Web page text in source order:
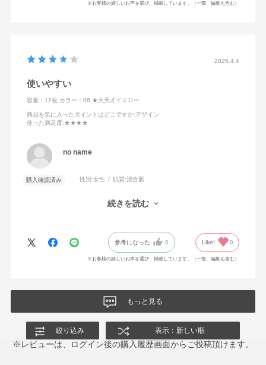
イルシールの需要は高いと思います。
※お客様の嬉しいお声を選び、掲載しています。（一部、編集も含む）
2025.4.4
使いやすい
容量：12枚 カラー：06 ★大天才イエロー
商品を気に入ったポイントはどこですか:デザイン
使った満足度:★★★★
no name
購入確認済み 性別:女性 肌質:混合肌
黄色は普段なかなか使わない色なので、シールだとトライしやす
続きを読む
参考になった 0 Like! 0
※お客様の嬉しいお声を選び、掲載しています。（一部、編集も含む）
もっと見る
絞り込み 表示：新しい順
※レビューは、ログイン後の購入履歴画面からご投稿頂けます。